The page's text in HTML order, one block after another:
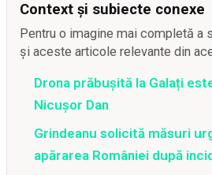
Context și subiecte conexe
Pentru o imagine mai completă a
și aceste articole relevante din
Drona prăbușită la Galați
Nicușor Dan
Grindeanu solicită măsuri
apărarea României după